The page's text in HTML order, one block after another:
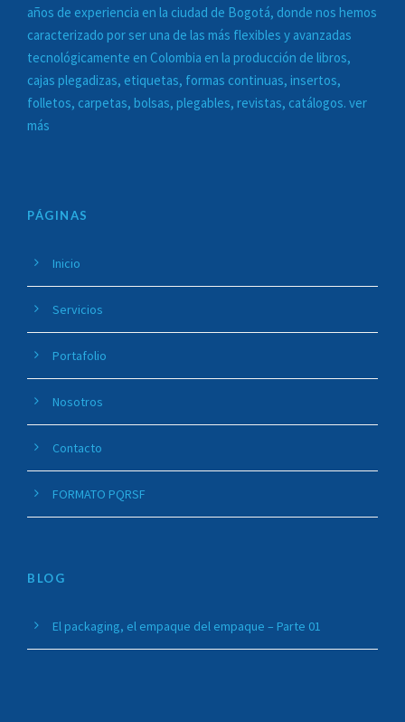
años de experiencia en la ciudad de Bogotá, donde nos hemos
caracterizado por ser una de las más flexibles y avanzadas
tecnológicamente en Colombia en la producción de libros,
cajas plegadizas, etiquetas, formas continuas, insertos,
folletos, carpetas, bolsas, plegables, revistas, catálogos. ver
más
PÁGINAS
Inicio
Servicios
Portafolio
Nosotros
Contacto
FORMATO PQRSF
BLOG
El packaging, el empaque del empaque – Parte 01